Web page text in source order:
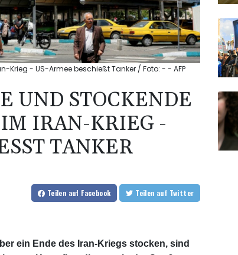
Krieg - US-Armee beschießt Tanker / Foto: - - AFP
UND STOCKENDE
IRAN-KRIEG -
TANKER
Teilen auf Facebook Teilen auf Twitter
ein Ende des Iran-Kriegs stocken, sind